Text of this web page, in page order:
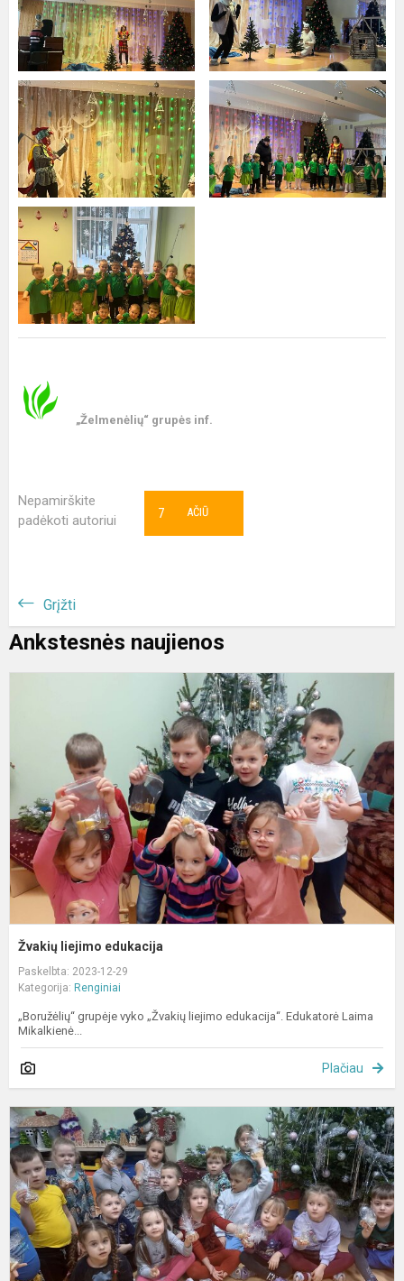
„Želmenėlių“ grupės inf.
Nepamirškite
padėkoti autoriui
AČIŪ
7
Grįžti
Ankstesnės naujienos
Žvakių liejimo edukacija
Paskelbta: 2023-12-29
Kategorija: Renginiai
„Boružėlių“ grupėje vyko „Žvakių liejimo edukacija“. Edukatorė Laima
Mikalkienė...
Plačiau